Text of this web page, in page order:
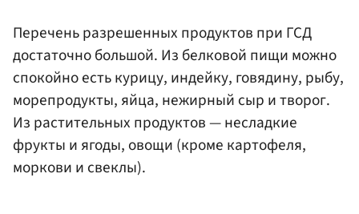
Перечень разрешенных продуктов при ГСД
достаточно большой. Из белковой пищи можно
спокойно есть курицу, индейку, говядину, рыбу,
морепродукты, яйца, нежирный сыр и творог.
Из растительных продуктов — несладкие
фрукты и ягоды, овощи (кроме картофеля,
моркови и свеклы).